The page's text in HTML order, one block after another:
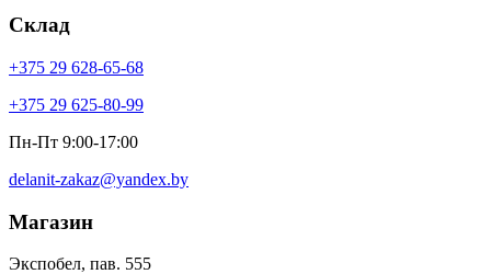
Склад
+375 29 628-65-68
+375 29 625-80-99
Пн-Пт 9:00-17:00
delanit-zakaz@yandex.by
Магазин
Экспобел, пав. 555